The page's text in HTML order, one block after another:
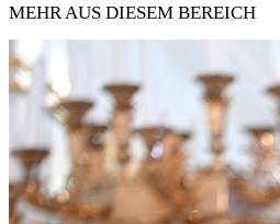
MEHR AUS DIESEM BEREICH